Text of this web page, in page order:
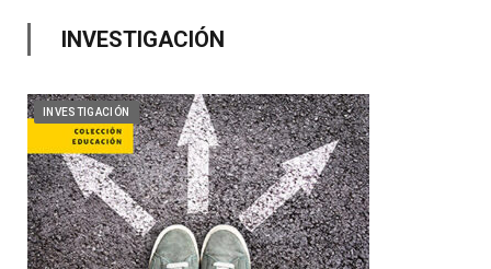
INVESTIGACIÓN
INVESTIGACIÓN